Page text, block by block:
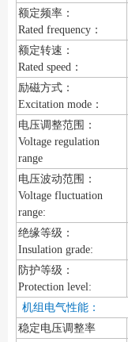
额定频率：
Rated frequency：
额定转速：
Rated speed：
励磁方式：
Excitation mode：
电压调整范围：
Voltage regulation
range
电压波动范围：
Voltage fluctuation
range:
绝缘等级：
Insulation grade:
防护等级：
Protection level:
机组电气性能：
稳定电压调整率